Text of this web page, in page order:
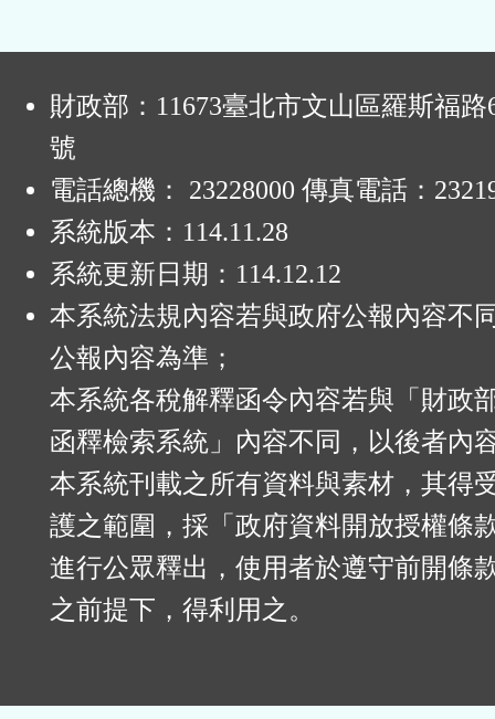
財政部：11673臺北市文山區羅斯福路
號
電話總機： 23228000 傳真電話：
系統版本： 114.11.28
系統更新日期： 114.12.12
本系統法規內容若與政府公報內容不
公報內容為準；
本系統各稅解釋函令內容若與「財政
函釋檢索系統」內容不同，以後者內
本系統刊載之所有資料與素材，其得
護之範圍，採「政府資料開放授權條
進行公眾釋出，使用者於遵守前開條
之前提下，得利用之。